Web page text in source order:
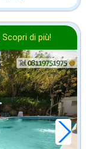
Scopri di più!